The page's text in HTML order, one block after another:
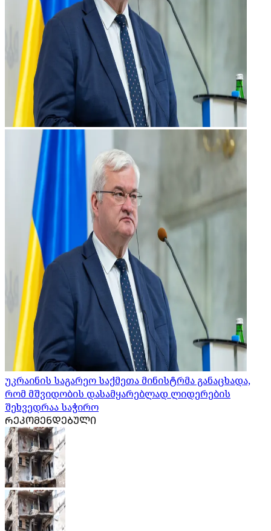
უკრაინის საგარეო საქმეთა მინისტრმა განაცხადა,
რომ მშვიდობის დასამყარებლად ლიდერების
შეხვედრაა საჭირო
ᲠᲔᲙᲝᲛᲔᲜᲓᲔᲑᲣᲚᲘ